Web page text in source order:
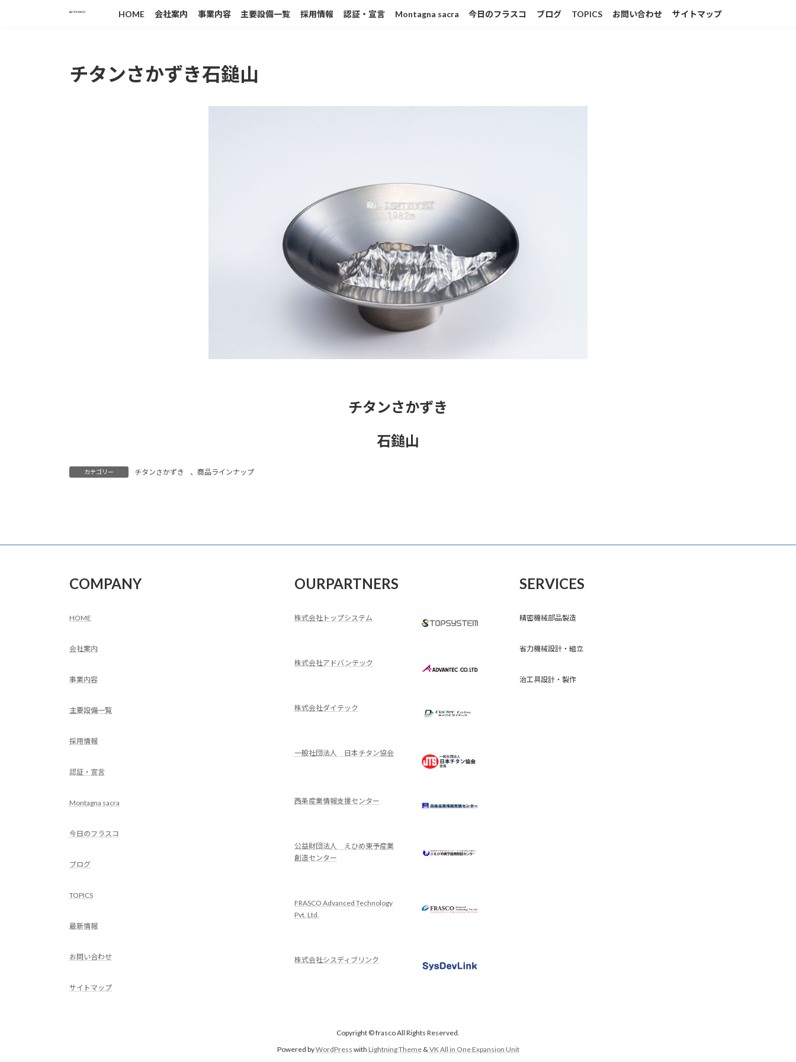
HOME 会社案内 事業内容 主要設備一覧 採用情報 認証・宣言 Montagna sacra 今日のフラスコ ブログ TOPICS お問い合わせ サイトマップ
チタンさかずき石鎚山
チタンさかずき
石鎚山
カテゴリー チタンさかずき 、 商品ラインナップ
COMPANY
HOME
会社案内
事業内容
主要設備一覧
採用情報
認証・宣言
Montagna sacra
今日のフラスコ
ブログ
TOPICS
最新情報
お問い合わせ
サイトマップ
OURPARTNERS
株式会社トップシステム
株式会社アドバンテック
株式会社ダイテック
一般社団法人 日本チタン協会
西条産業情報支援センター
公益財団法人 えひめ東予産業
創造センター
FRASCO Advanced Technology
Pvt. Ltd.
株式会社シスディブリンク
SERVICES
精密機械部品製造
省力機械設計・組立
治工具設計・製作
Copyright © frasco All Rights Reserved.
Powered byWordPress with Lightning Theme&VK All in One Expansion Unit